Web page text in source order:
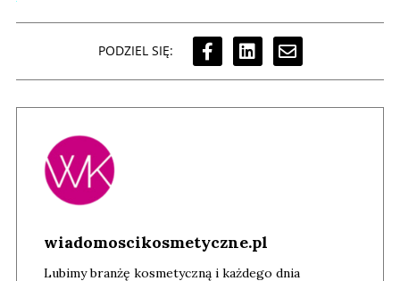
PODZIEL SIĘ:
wiadomoscikosmetyczne.pl
Lubimy branżę kosmetyczną i każdego dnia